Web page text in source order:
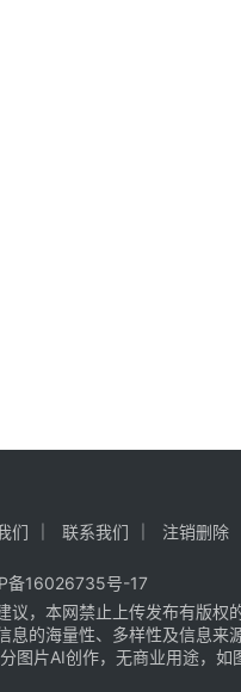
们 联系我们 注销删除
备16026735号-17
，本网禁止上传发布有版
的海量性、多样性及信息
图片AI创作，无商业用途，